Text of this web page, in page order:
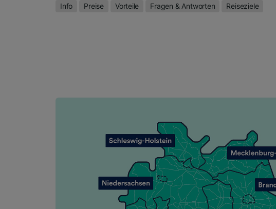
Info Preise Vorteile Fragen & Antworten Reiseziele